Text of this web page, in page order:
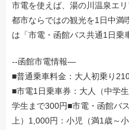
市電を使えば、湯の川温泉エ
都市ならではの観光を1日中満
は「市電・函館バス共通1日乗
--函館市電情報—
■普通乗車料金：大人初乗り
■市電1日乗車券：大人（中学
学生まで300円■市電・函館バ
上）1,000円：小児（満1歳～